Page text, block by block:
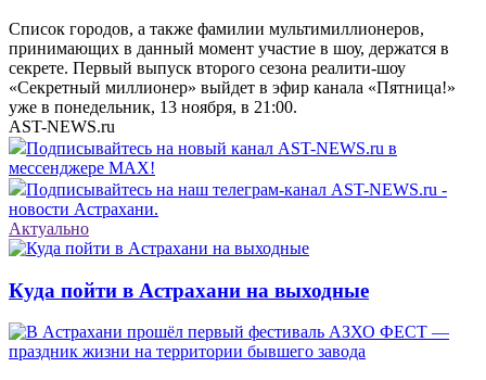
Список городов, а также фамилии мультимиллионеров,
принимающих в данный момент участие в шоу, держатся в
секрете. Первый выпуск второго сезона реалити-шоу
«Секретный миллионер» выйдет в эфир канала «Пятница!»
уже в понедельник, 13 ноября, в 21:00.
AST-NEWS.ru
Подписывайтесь на новый канал AST-NEWS.ru в
мессенджере MAX!
Подписывайтесь на наш телеграм-канал AST-NEWS.ru -
новости Астрахани.
Актуально
Куда пойти в Астрахани на выходные